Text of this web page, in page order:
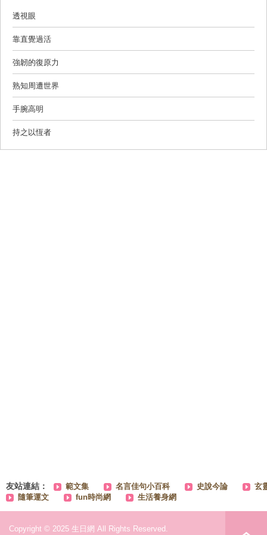
透視眼
靠直覺過活
強韌的復原力
熟知周遭世界
手腕高明
持之以恆者
友站連結： 範文集 名言佳句小百科 史說今論
玄
隨筆運文
fun時尚網 生活養身網
Copyright © 2025 生日網 All Rights Reserved.